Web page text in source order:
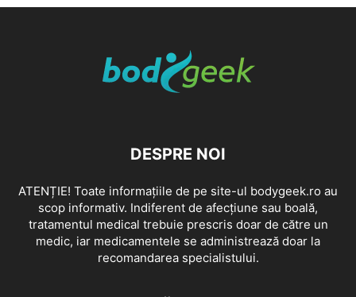
DESPRE NOI
ATENȚIE! Toate informațiile de pe site-ul bodygeek.ro au
scop informativ. Indiferent de afecțiune sau boală,
tratamentul medical trebuie prescris doar de către un
medic, iar medicamentele se administrează doar la
recomandarea specialistului.